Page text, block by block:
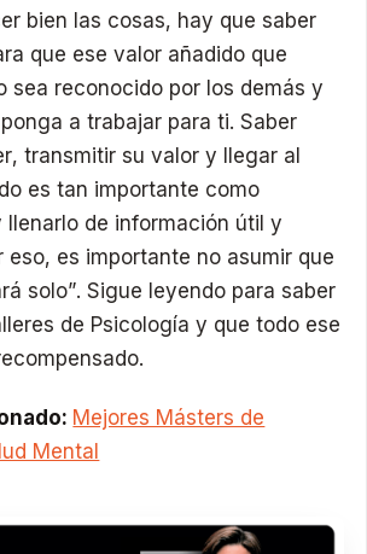
bien las cosas, hay que saber
que ese valor añadido que
sea reconocido por los demás y
a trabajar para ti. Saber
transmitir su valor y llegar al
es tan importante como
llenarlo de información útil y
eso, es importante no asumir que
solo”. Sigue leyendo para saber
de Psicología y que todo ese
Mejores Másters de
Mental